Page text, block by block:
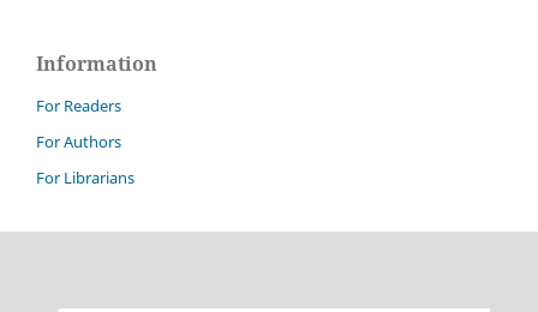
Information
For Readers
For Authors
For Librarians